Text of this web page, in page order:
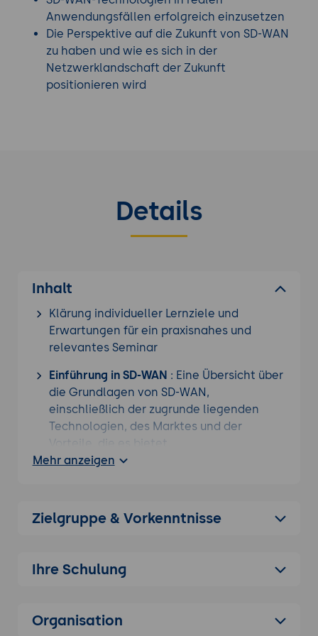
Anwendungsfällen erfolgreich einzusetzen
Die Perspektive auf die Zukunft von SD-WAN
zu haben und wie es sich in der
Netzwerklandschaft der Zukunft
positionieren wird
Details
Inhalt
Klärung individueller Lernziele und
Erwartungen für ein praxisnahes und
relevantes Seminar
Einführung in SD-WAN : Eine Übersicht über
die Grundlagen von SD-WAN,
einschließlich der zugrunde liegenden
Technologien, des Marktes und der
Vorteile, die es bietet.
Architektur von SD-WAN
Komponenten, die in einem SD-WAN-
z.B. Virtualisierung von
Mehr anzeigen
Zielgruppe & Vorkenntnisse
Ihre Schulung
Organisation